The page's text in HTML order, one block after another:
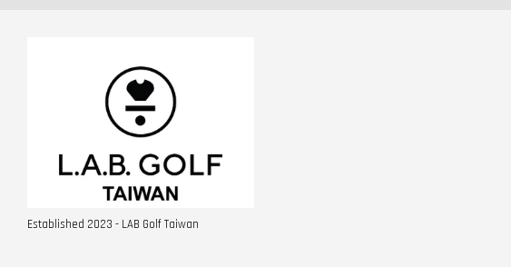
Established 2023 - LAB Golf Taiwan